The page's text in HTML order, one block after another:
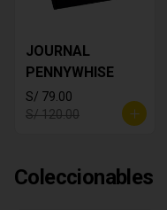
JOURNAL
PENNYWHISE
S/ 79.00
S/ 120.00
Coleccionables